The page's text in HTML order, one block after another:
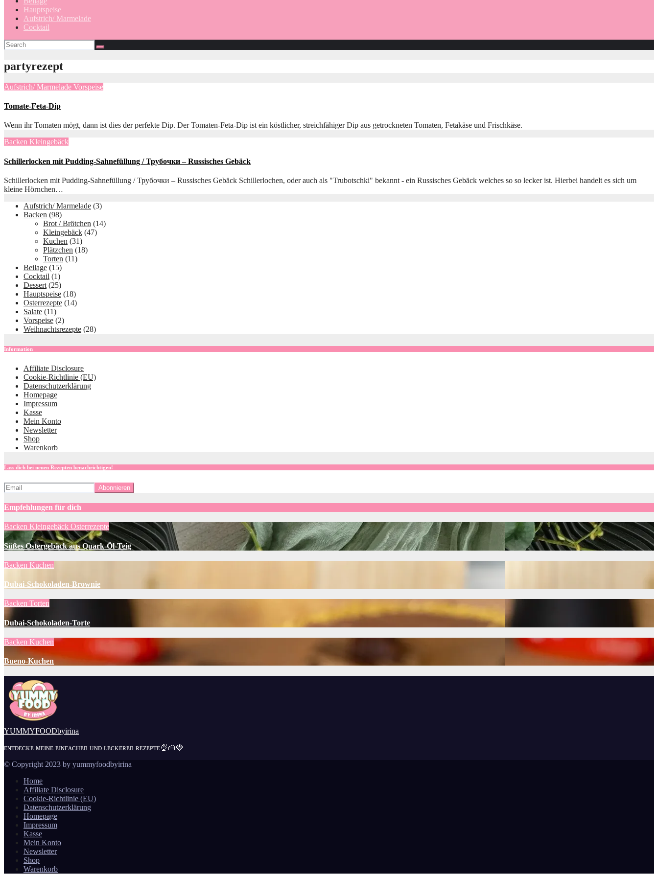
Hauptspeise
Aufstrich/ Marmelade
Cocktail
partyrezept
Aufstrich/ Marmelade Vorspeise
Tomate-Feta-Dip
Wenn ihr Tomaten mögt, dann ist dies der perfekte Dip. Der Tomaten-Feta-Dip ist ein köstlicher, streichfähiger Dip aus getrockneten Tomaten, Fetakäse und Frischkäse.
Backen Kleingebäck
Schillerlocken mit Pudding-Sahnefüllung / Трубочки – Russisches Gebäck
Schillerlocken mit Pudding-Sahnefüllung / Трубочки – Russisches Gebäck Schillerlochen, oder auch als "Trubotschki" bekannt - ein Russisches Gebäck welches so so lecker ist. Hierbei handelt es sich um
kleine Hörnchen…
Aufstrich/ Marmelade (3)
Backen (98)
Brot / Brötchen (14)
Kleingebäck (47)
Kuchen (31)
Plätzchen (18)
Torten (11)
Beilage (15)
Cocktail (1)
Dessert (25)
Hauptspeise (18)
Osterrezepte (14)
Salate (11)
Vorspeise (2)
Weihnachtsrezepte (28)
Information
Affiliate Disclosure
Cookie-Richtlinie (EU)
Datenschutzerklärung
Homepage
Impressum
Kasse
Mein Konto
Newsletter
Shop
Warenkorb
Lass dich bei neuen Rezepten benachrichtigen!
Empfehlungen für dich
Backen Kleingebäck Osterrezepte
Süßes Ostergebäck aus Quark-Öl-Teig
Backen Kuchen
Dubai-Schokoladen-Brownie
Backen Torten
Dubai-Schokoladen-Torte
Backen Kuchen
Bueno-Kuchen
YUMMYFOODbyirina
ᴇɴᴛᴅᴇᴄᴋᴇ ᴍᴇɪɴᴇ ᴇɪɴғᴀᴄʜᴇn ᴜɴᴅ ʟᴇᴄᴋᴇʀᴇn ʀᴇᴢᴇᴘᴛᴇ🍨🍰🍓
© Copyright 2023 by yummyfoodbyirina
Home
Affiliate Disclosure
Cookie-Richtlinie (EU)
Datenschutzerklärung
Homepage
Impressum
Kasse
Mein Konto
Newsletter
Shop
Warenkorb